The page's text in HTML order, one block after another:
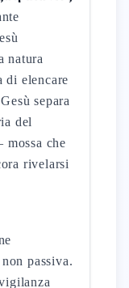
natura
di elencare
separa
del
che
rivelarsi
passiva.